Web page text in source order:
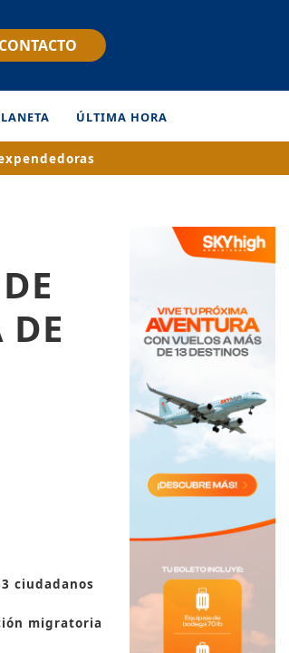
CONTACTO
ÚLTIMA HORA
ciudadanos
migratoria